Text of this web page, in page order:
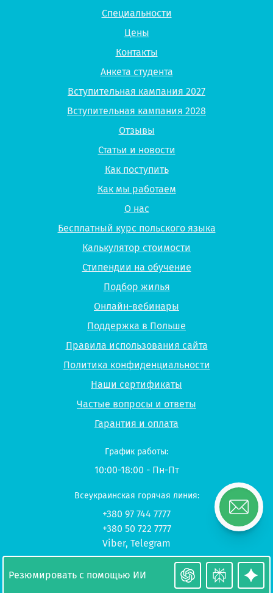
Специальности
Цены
Контакты
Анкета студента
Вступительная кампания 2027
Вступительная кампания 2028
Отзывы
Статьи и новости
Как поступить
Как мы работаем
О нас
Бесплатный курс польского языка
Калькулятор стоимости
Стипендии на обучение
Подбор жилья
Онлайн-вебинары
Поддержка в Польше
Правила использования сайта
Политика конфиденциальности
Наши сертификаты
Частые вопросы и ответы
Гарантия и оплата
© 2026 UP-STUDY «Учеба в Польше»
График работы:
10:00-18:00 - Пн-Пт
Всеукраинская горячая линия:
+380 97 744 7777
+380 50 722 7777
Viber, Telegram
Резюмировать с помощью ИИ